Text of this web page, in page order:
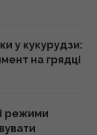
у кукурудзи:
на грядці
режими